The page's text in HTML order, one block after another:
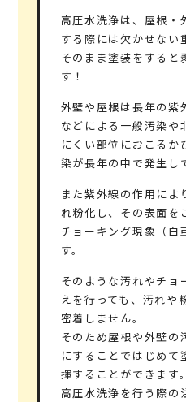
高圧水洗浄は、屋根・
する際には欠かせない
そのまま塗装をすると
す！
外壁や屋根は長年の紫
などによる一般汚染や
にくい部位におこるか
染が長年の中で発生し
また紫外線の作用によ
れ粉化し、その表面を
チョーキング現象（白
す。
そのような汚れやチョ
えを行っても、汚れや
密着しません。
そのため屋根や外壁の
にすることではじめて
揮することができます。
高圧水洗浄を行う際の